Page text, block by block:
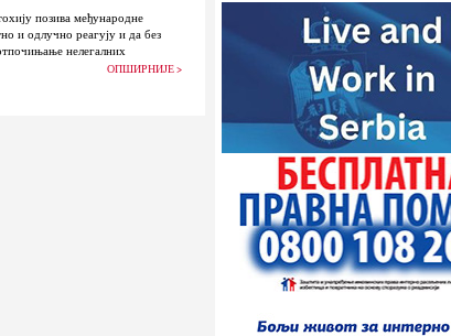
позива међународне
и одлучно реагују и да без
нелегалних
ОПШИРНИЈЕ >